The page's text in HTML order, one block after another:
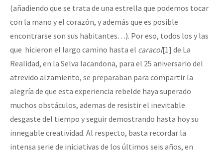
(añadiendo que se trata de una estrella que podemos tocar
con la mano y el corazón, y además que es posible
encontrarse son sus habitantes…). Por eso, todos los y las
que hicieron el largo camino hasta el caracol[1] de La
Realidad, en la Selva lacandona, para el 25 aniversario del
atrevido alzamiento, se preparaban para compartir la
alegría de que esta experiencia rebelde haya superado
muchos obstáculos, ademas de resistir el inevitable
desgaste del tiempo y seguir demostrando hasta hoy su
innegable creatividad. Al respecto, basta recordar la
intensa serie de iniciativas de los últimos seis años, en